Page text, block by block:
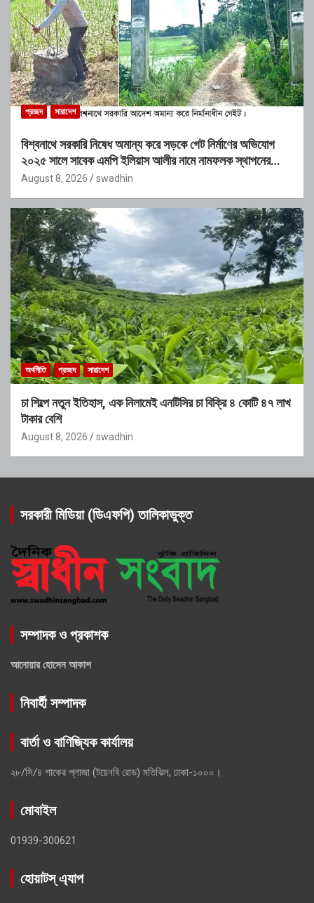
প্রচ্ছদ সারাদেশ
বিশ্বনাথে সরকারি নিষেধ অমান্য করে সড়কে গেট নির্মাণের অভিযোগ
২০২৫ সালে সাবেক এমপি ইলিয়াস আলীর নামে নামফলক স্থাপনের
অভিযোগ
August 8, 2026 swadhin
অর্থনীতি প্রচ্ছদ সারাদেশ
চা শিল্পে নতুন ইতিহাস, এক নিলামেই এনটিসির চা বিক্রি ৪ কোটি ৪৭ লাখ
টাকার বেশি
August 8, 2026 swadhin
সরকারী মিডিয়া (ডিএফপি) তালিকাভুক্ত
সম্পাদক ও প্রকাশক
আনোয়ার হোসেন আকাশ
নিবার্হী সম্পাদক
বার্তা ও বাণিজ্যিক কার্যালয়
২৮/সি/৪ শাকের প্লাজা (টয়েনবি রোড) মতিঝিল, ঢাকা-১০০০।
মোবাইল
01939-300621
হোয়াটস্ এ্যাপ